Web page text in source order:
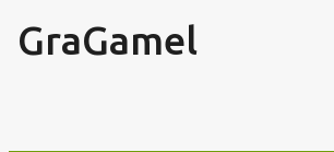
Przejdź do głównej
GraGamel